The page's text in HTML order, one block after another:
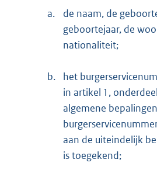
a.
de naam, de
geboortejaar, de
nationaliteit;
b.
het
in artikel 1,
algemene bepalingen
aan de uiteindelijk
is toegekend;